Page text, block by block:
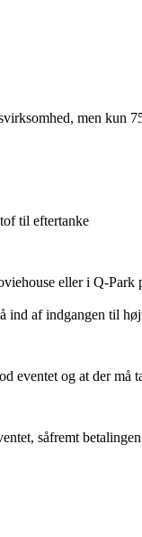
men kun
til eftertanke
eller i Q-
af indgangen til
eventet og at der må
såfremt